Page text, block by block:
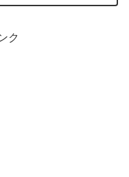
ク